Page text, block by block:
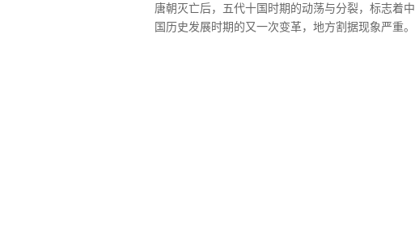
唐朝灭亡后，五代十国时期的动荡与分裂，标志着中
国历史发展时期的又一次变革，地方割据现象严重。